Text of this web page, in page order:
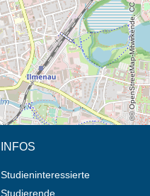
© OpenStreetMap-Mitwirkende, CC BY-SA
INFOS
Studieninteressierte
Studierende